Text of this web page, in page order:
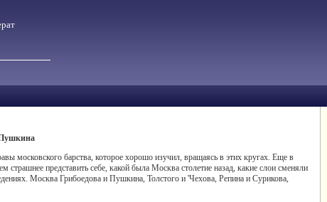
московского барства, которое хорошо изучил, вращаясь в этих кругах. Еще в
представить себе, какой была Москва столетие назад, какие слои сменяли
Москва Грибоедова и Пушкина, Толстого и 'Чехова, Репина и Сурикова,